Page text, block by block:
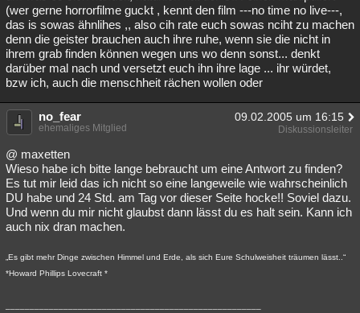
(wer gerne horrorfilme guckt , kennt den film ---no time no live---,
das is sowas ähnlihes ,, also cih rate euch sowas nciht zu machen
denn die geister brauchen auch ihre ruhe, wenn sie die nicht in
ihrem grab finden können wegen uns wo denn sonst... denkt
darüber mal nach und versetzt euch ihn ihre lage ... ihr würdet,
bzw ich, auch die menschheit rächen wollen oder
no_fear 09.02.2005 um 16:15
ehemaliges Mitglied Diskussionsleiter
@ maxetten
Wieso habe ich bitte lange bebraucht um eine Antwort zu finden?
Es tut mir leid das ich nicht so eine langeweile wie wahrscheinlich
DU habe und 24 Std. am Tag vor dieser Seite hocke!! Soviel dazu.
Und wenn du mir nicht glaubst dann lässt du es halt sein. Kann ich
auch nix dran machen.
„Es gibt mehr Dinge zwischen Himmel und Erde, als sich Eure Schulweisheit träumen lässt..“
*Howard Phillips Lovecraft *